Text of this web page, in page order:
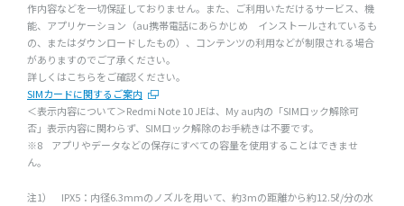
作内容などを一切保証しておりません。また、ご利用いただけるサービス、機
能、アプリケーション（au携帯電話にあらかじめ インストールされているも
の、またはダウンロードしたもの）、コンテンツの利用などが制限される場合
がありますのでご了承ください。
詳しくはこちらをご確認ください。
SIMカードに関するご案内
＜表示内容について＞Redmi Note 10 JEは、My au内の「SIMロック解除可
否」表示内容に関わらず、SIMロック解除のお手続きは不要です。
※8
アプリやデータなどの保存にすべての容量を使用することはできませ
ん。
注1）
IPX5：内径6.3mmのノズルを用いて、約3mの距離から約12.5ℓ/分の水